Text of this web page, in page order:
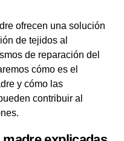
ofrecen una solución
de tejidos al
de reparación del
cómo es el
y cómo las
contribuir al